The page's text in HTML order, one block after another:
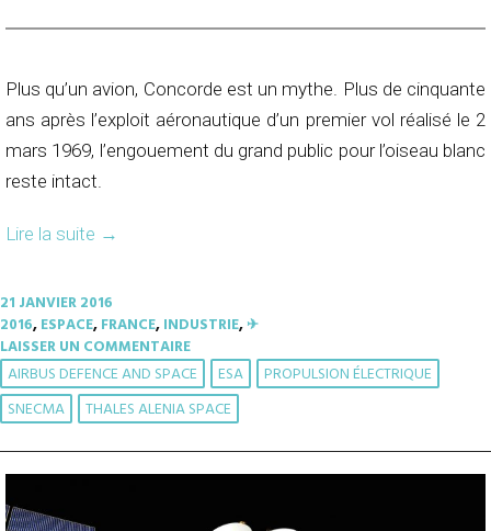
Plus qu’un avion, Concorde est un mythe. Plus de cinquante
ans après l’exploit aéronautique d’un premier vol réalisé le 2
mars 1969, l’engouement du grand public pour l’oiseau blanc
reste intact.
Lire la suite →
21 JANVIER 2016
2016,ESPACE,FRANCE,INDUSTRIE,✈︎
LAISSER UN COMMENTAIRE
AIRBUS DEFENCE AND SPACE ESA
PROPULSION ÉLECTRIQUE
SNECMA
THALES ALENIA SPACE